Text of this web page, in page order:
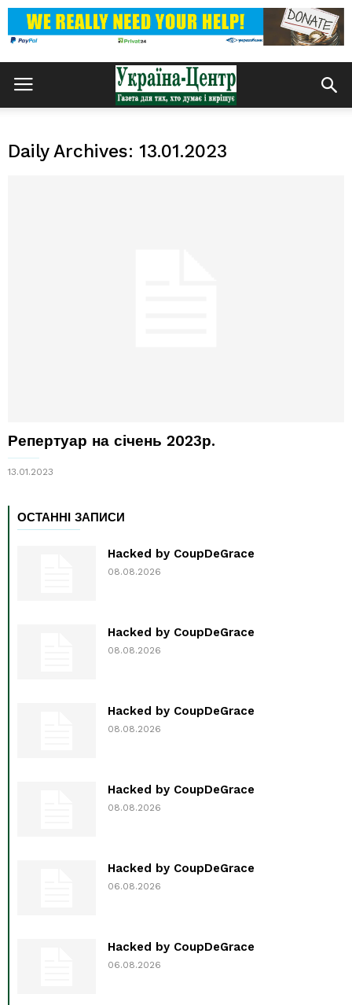
Daily Archives: 13.01.2023
Репертуар на січень 2023р.
13.01.2023
ОСТАННІ ЗАПИСИ
Hacked by CoupDeGrace
08.08.2026
Hacked by CoupDeGrace
08.08.2026
Hacked by CoupDeGrace
08.08.2026
Hacked by CoupDeGrace
08.08.2026
Hacked by CoupDeGrace
06.08.2026
Hacked by CoupDeGrace
06.08.2026